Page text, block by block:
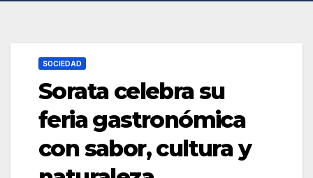
SOCIEDAD
Sorata celebra su
feria gastronómica
con sabor, cultura y